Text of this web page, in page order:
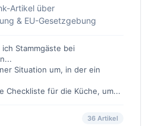
Artikel über
& EU-Gesetzgebung
Stammgäste bei
Situation um, in der ein
Checkliste für die Küche, um...
36 Artikel